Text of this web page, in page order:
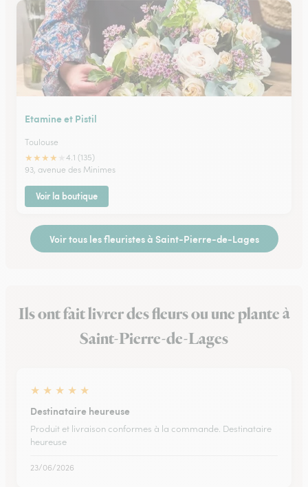
Etamine et Pistil
Toulouse
★★★★
4.1 (135)
93, avenue des Minimes
Voir la boutique
Voir tous les fleuristes à Saint-Pierre-de-Lages
Ils ont fait livrer des fleurs ou une plante à
Saint-Pierre-de-Lages
★ ★ ★ ★ ★
Destinataire heureuse
Produit et livraison conformes à la commande. Destinataire
heureuse
23/06/2026